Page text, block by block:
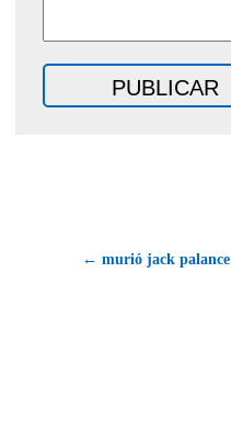
← murió jack palance